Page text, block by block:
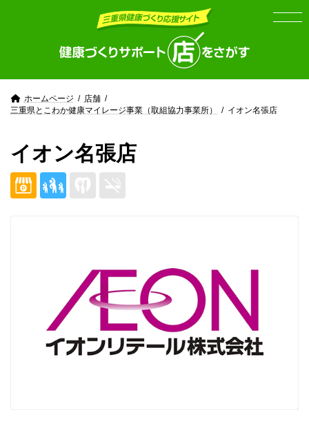
ホームページ
店舗
三重県とこわか健康マイレージ事業（取組協力事業所）
イオン名張店
イオン名張店